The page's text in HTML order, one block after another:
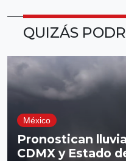
QUIZÁS
México
Pronostican
CDMX y Estado